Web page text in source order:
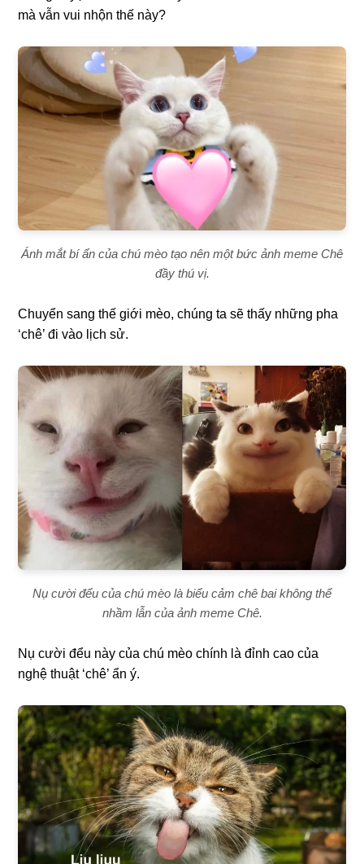
mà vẫn vui nhộn thế này?
Ánh mắt bí ẩn của chú mèo tạo nên một bức ảnh meme Chê
đầy thú vị.
Chuyển sang thế giới mèo, chúng ta sẽ thấy những pha
‘chê’ đi vào lịch sử.
Nụ cười đểu của chú mèo là biểu cảm chê bai không thể
nhầm lẫn của ảnh meme Chê.
Nụ cười đểu này của chú mèo chính là đỉnh cao của
nghệ thuật ‘chê’ ẩn ý.